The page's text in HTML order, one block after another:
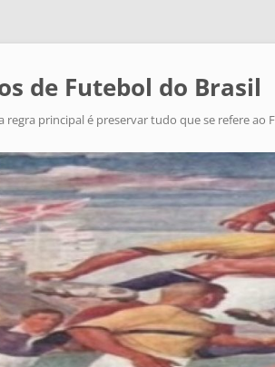
de Futebol do Brasil
regra principal é preservar tudo que se refere ao